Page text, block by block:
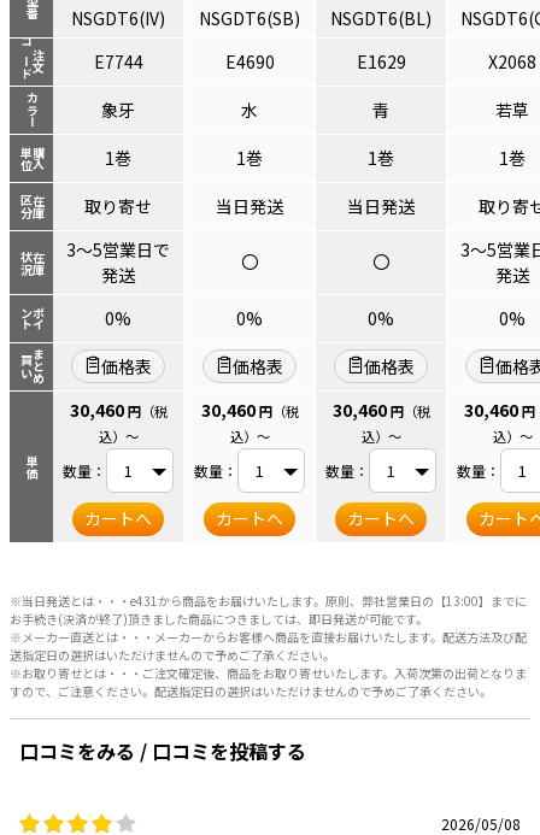
型番
注文
コード
カラー
購入
単位
在庫
区分
在庫
状況
ポイ
ント
まとめ
買い
単価
NSGDT6(IV)
NSGDT6(SB)
NSGDT6(BL)
E7744
E4690 E1629
X2068
象牙
水 青
若草
1巻
1巻 1巻
1巻
取り寄せ
当日発送 当日発送
取り寄
3～5営業日で
発送
〇 〇
3～5営業
発送
0%
0% 0%
0%
価格表
価格表 価格表
価格
30,460 円（税
込） ～
数量：
カートへ
30,460 円（税
込） ～
数量：
カートへ
30,460 円（税
込） ～
数量：
カートへ
30,460 円
込） ～
数量：
カート
※当日発送とは・・・e431から商品をお届けいたします。原則、弊社営業日の【13:00】までに
お手続き(決済が終了)頂きました商品につきましては、即日発送が可能です。
※メーカー直送とは・・・メーカーからお客様へ商品を直接お届けいたします。配送方法及び配
送指定日の選択はいただけませんので予めご了承ください。
※お取り寄せとは・・・ご注文確定後、商品をお取り寄せいたします。入荷次第の出荷となりま
すので、ご注意ください。配送指定日の選択はいただけませんので予めご了承ください。
口コミをみる / 口コミを投稿する
2026/05/08